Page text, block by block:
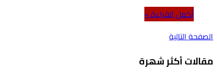
‫أكمل القراءة »‬
‫الصفحة التالية‬
مقالات أكثر شهرة